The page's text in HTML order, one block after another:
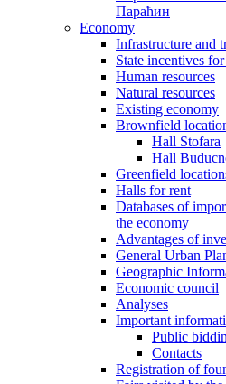
Параћин
Economy
Infrastructure and
State incentives
Human resources
Natural resources
Existing economy
Brownfield
Hall Stofara
Hall
Greenfield
Halls for rent
Databases of
the economy
Advantages of
General Urban
Geographic
Еconomic council
Analyses
Important
Public
Contacts
Registration of